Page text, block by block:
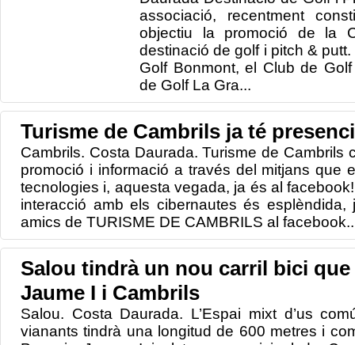
associació, recentment
objectiu la promoció de la
destinació de golf i pitch &
Golf Bonmont, el Club de
de Golf La Gra...
Turisme de Cambrils ja té
Cambrils. Costa Daurada. Turisme de Cambrils
promoció i informació a través del mitjans que
tecnologies i, aquesta vegada, ja és al
interacció amb els cibernautes és
amics de TURISME DE CAMBRILS al
Salou tindrà un nou carril bici
Jaume I i Cambrils
Salou. Costa Daurada. L’Espai mixt d’us
vianants tindrà una longitud de 600 metres i